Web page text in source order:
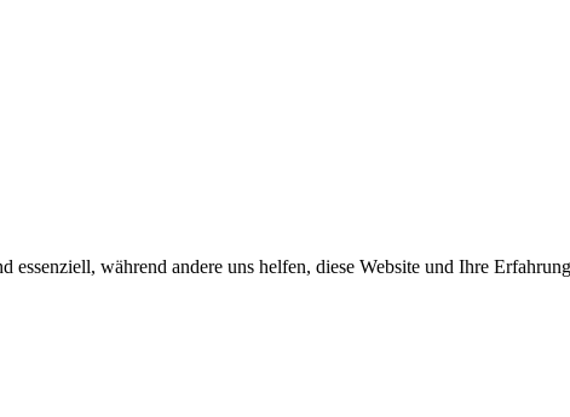
während andere uns helfen, diese Website und Ihre